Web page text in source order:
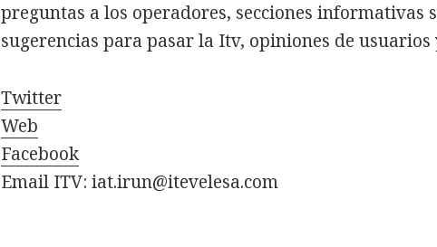
preguntas a los operadores, secciones informativas
sugerencias para pasar la Itv, opiniones de usuarios
Twitter
Web
Facebook
Email ITV: iat.irun@itevelesa.com